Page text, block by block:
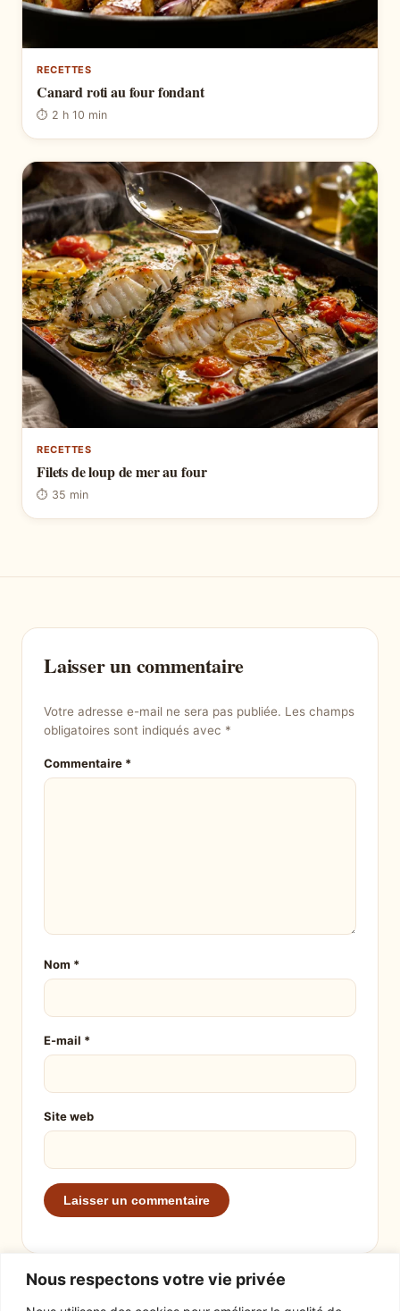
Nous respectons votre vie privée
RECETTES
Canard roti au four fondant
⏱ 2 h 10 min
RECETTES
Filets de loup de mer au four
⏱ 35 min
Laisser un commentaire
Votre adresse e-mail ne sera pas publiée. Les champs
obligatoires sont indiqués avec *
Commentaire *
Nom *
E-mail *
Site web